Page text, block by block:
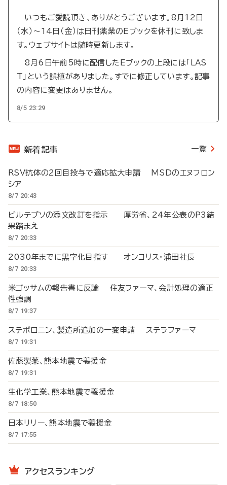
いつもご愛読頂き、ありがとうございます。8月12日
（水）～14日（金）は日刊薬業のEブックを休刊に致しま
す。ウェブサイトは随時更新します。
8月6日午前5時に配信したEブックの上段には「LAS
T」という誤植がありました。すでに修正しています。記事
の内容に変更はありません。
8/5 23:29
新着記事 一覧
RSV抗体の2回目投与で適応拡大申請 MSDのエヌフロン
シア
8/7 20:43
ビルテプソの添文改訂を指示 厚労省、24年公表のP3結
果踏まえ
8/7 20:33
2030年までに黒字化目指す オンコリス・浦田社長
8/7 20:33
米ゴッサムの報告書に反論 住友ファーマ、会計処理の適正
性強調
8/7 19:37
ステボロニン、製造所追加の一変申請 ステラファーマ
8/7 19:31
佐藤製薬、熊本地震で義援金
8/7 19:31
生化学工業、熊本地震で義援金
8/7 18:50
日本リリー、熊本地震で義援金
8/7 17:55
アクセスランキング